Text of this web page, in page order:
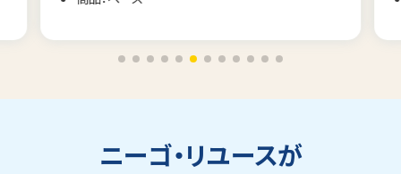
ニーゴ・リユースが